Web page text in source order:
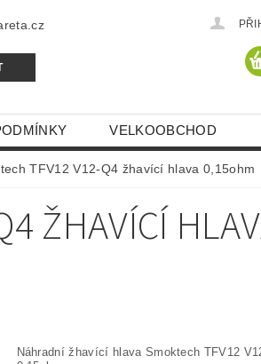
VELKOOBCHOD
TFV12 V12-Q4 žhavící hlava 0,15ohm
ŽHAVÍCÍ
Náhradní žhavící hlava Smoktech TFV12